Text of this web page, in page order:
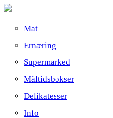
Mat
Ernæring
Supermarked
Måltidsbokser
Delikatesser
Info